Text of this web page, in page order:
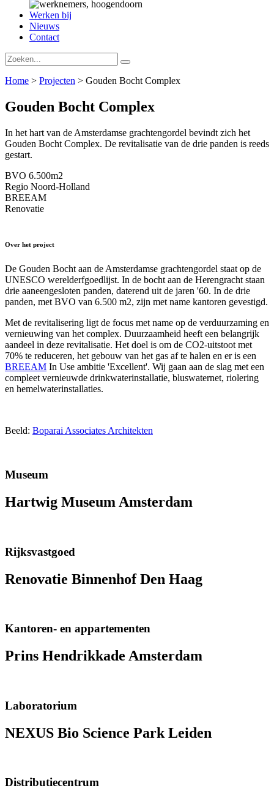
Werken bij
Nieuws
Contact
Home > Projecten > Gouden Bocht Complex
Gouden Bocht Complex
In het hart van de Amsterdamse grachtengordel bevindt zich het
Gouden Bocht Complex. De revitalisatie van de drie panden is reeds
gestart.
BVO 6.500m2
Regio Noord-Holland
BREEAM
Renovatie
Over het project
De Gouden Bocht aan de Amsterdamse grachtengordel staat op de
UNESCO werelderfgoedlijst. In de bocht aan de Herengracht staan
drie aaneengesloten panden, daterend uit de jaren '60. In de drie
panden, met BVO van 6.500 m2, zijn met name kantoren gevestigd.
Met de revitalisering ligt de focus met name op de verduurzaming en
vernieuwing van het complex. Duurzaamheid heeft een belangrijk
aandeel in deze revitalisatie. Het doel is om de CO2-uitstoot met
70% te reduceren, het gebouw van het gas af te halen en er is een
BREEAM In Use ambitie 'Excellent'. Wij gaan aan de slag met een
compleet vernieuwde drinkwaterinstallatie, bluswaternet, riolering
en hemelwaterinstallaties.
Beeld: Boparai Associates Architekten
Museum
Hartwig Museum Amsterdam
Rijksvastgoed
Renovatie Binnenhof Den Haag
Kantoren- en appartementen
Prins Hendrikkade Amsterdam
Laboratorium
NEXUS Bio Science Park Leiden
Distributiecentrum